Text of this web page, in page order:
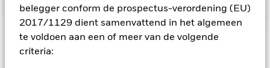
belegger conform de prospectus-verordening (EU)
2017/1129 dient samenvattend in het algemeen
te voldoen aan een of meer van de volgende
criteria:
BELANGRIJKE GEGEVENS: Kapitaalrisico.